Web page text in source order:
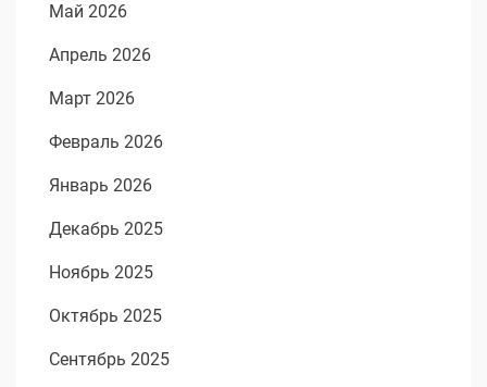
Май 2026
Апрель 2026
Март 2026
Февраль 2026
Январь 2026
Декабрь 2025
Ноябрь 2025
Октябрь 2025
Сентябрь 2025